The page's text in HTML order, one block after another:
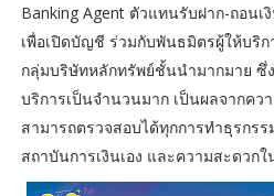
Banking Agent ตัวแทนรับฝาก-ถอน
เพื่อเปิดบัญชี ร่วมกับพันธมิตรผู้ให้บริก
กลุ่มบริษัทหลักทรัพย์ชั้นนำมากมาย ซึ่
บริการเป็นจำนวนมาก เป็นผลจากคว
สามารถตรวจสอบได้ทุกการทำธุรกร
สถาบันการเงินเอง และความสะดวก